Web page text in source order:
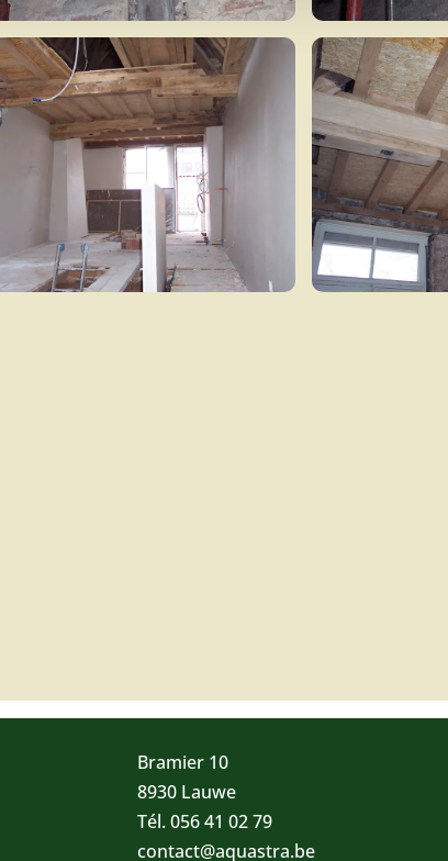
Bramier 10
8930 Lauwe
Tél. 056 41 02 79
contact@aquastra.be